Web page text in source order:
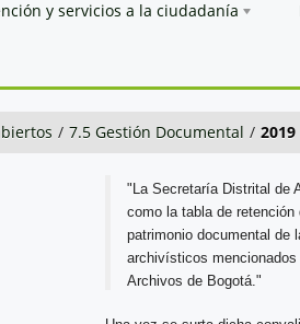
y servicios a la ciudadanía
/ 7.5 Gestión Documental / 2019
"La Secretaría Distrital de
como la tabla de
patrimonio documental de
archivísticos
Archivos de Bogotá."